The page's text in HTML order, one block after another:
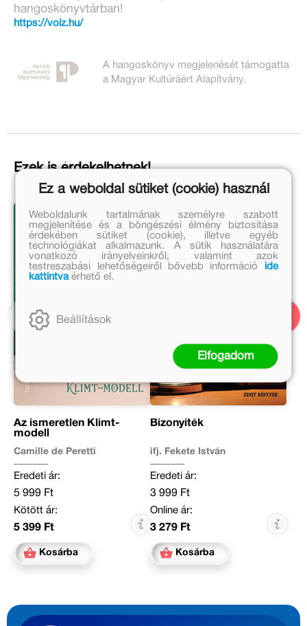
hangoskönyvtárban!
https://voiz.hu/
A hangoskönyv megjelenését támogatta
a Magyar Kultúráért Alapítvány.
Ezek is érdekelhetnek!
Az ismeretlen Klimt-
modell
Camille de Peretti
Eredeti ár:
5 999 Ft
Kötött ár:
5 399 Ft
Kosárba
Bizonyíték
ifj. Fekete István
Eredeti ár:
3 999 Ft
Online ár:
3 279 Ft
Kosárba
Ez a weboldal sütiket (cookie) használ
Weboldalunk tartalmának személyre szabott
megjelenítése és a böngészési élmény biztosítása
érdekében sütiket (cookie), illetve egyéb
technológiákat alkalmazunk. A sütik használatára
vonatkozó irányelveinkről, valamint azok
testreszabási lehetőségeiről bővebb információ
ide
kattintvaérhető el.
Beállítások
Elfogadom